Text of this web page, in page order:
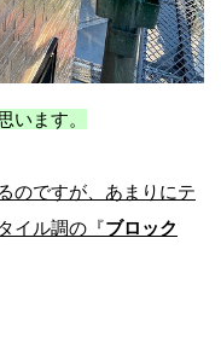
います。
のですが、あまりにテ
イル調の『ブロック